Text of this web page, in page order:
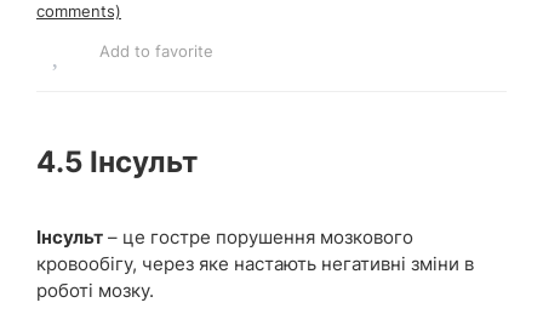
comments)
Add to favorite
4.5 Інсульт
Інсульт – це гостре порушення мозкового
кровообігу, через яке настають негативні зміни в
роботі мозку.